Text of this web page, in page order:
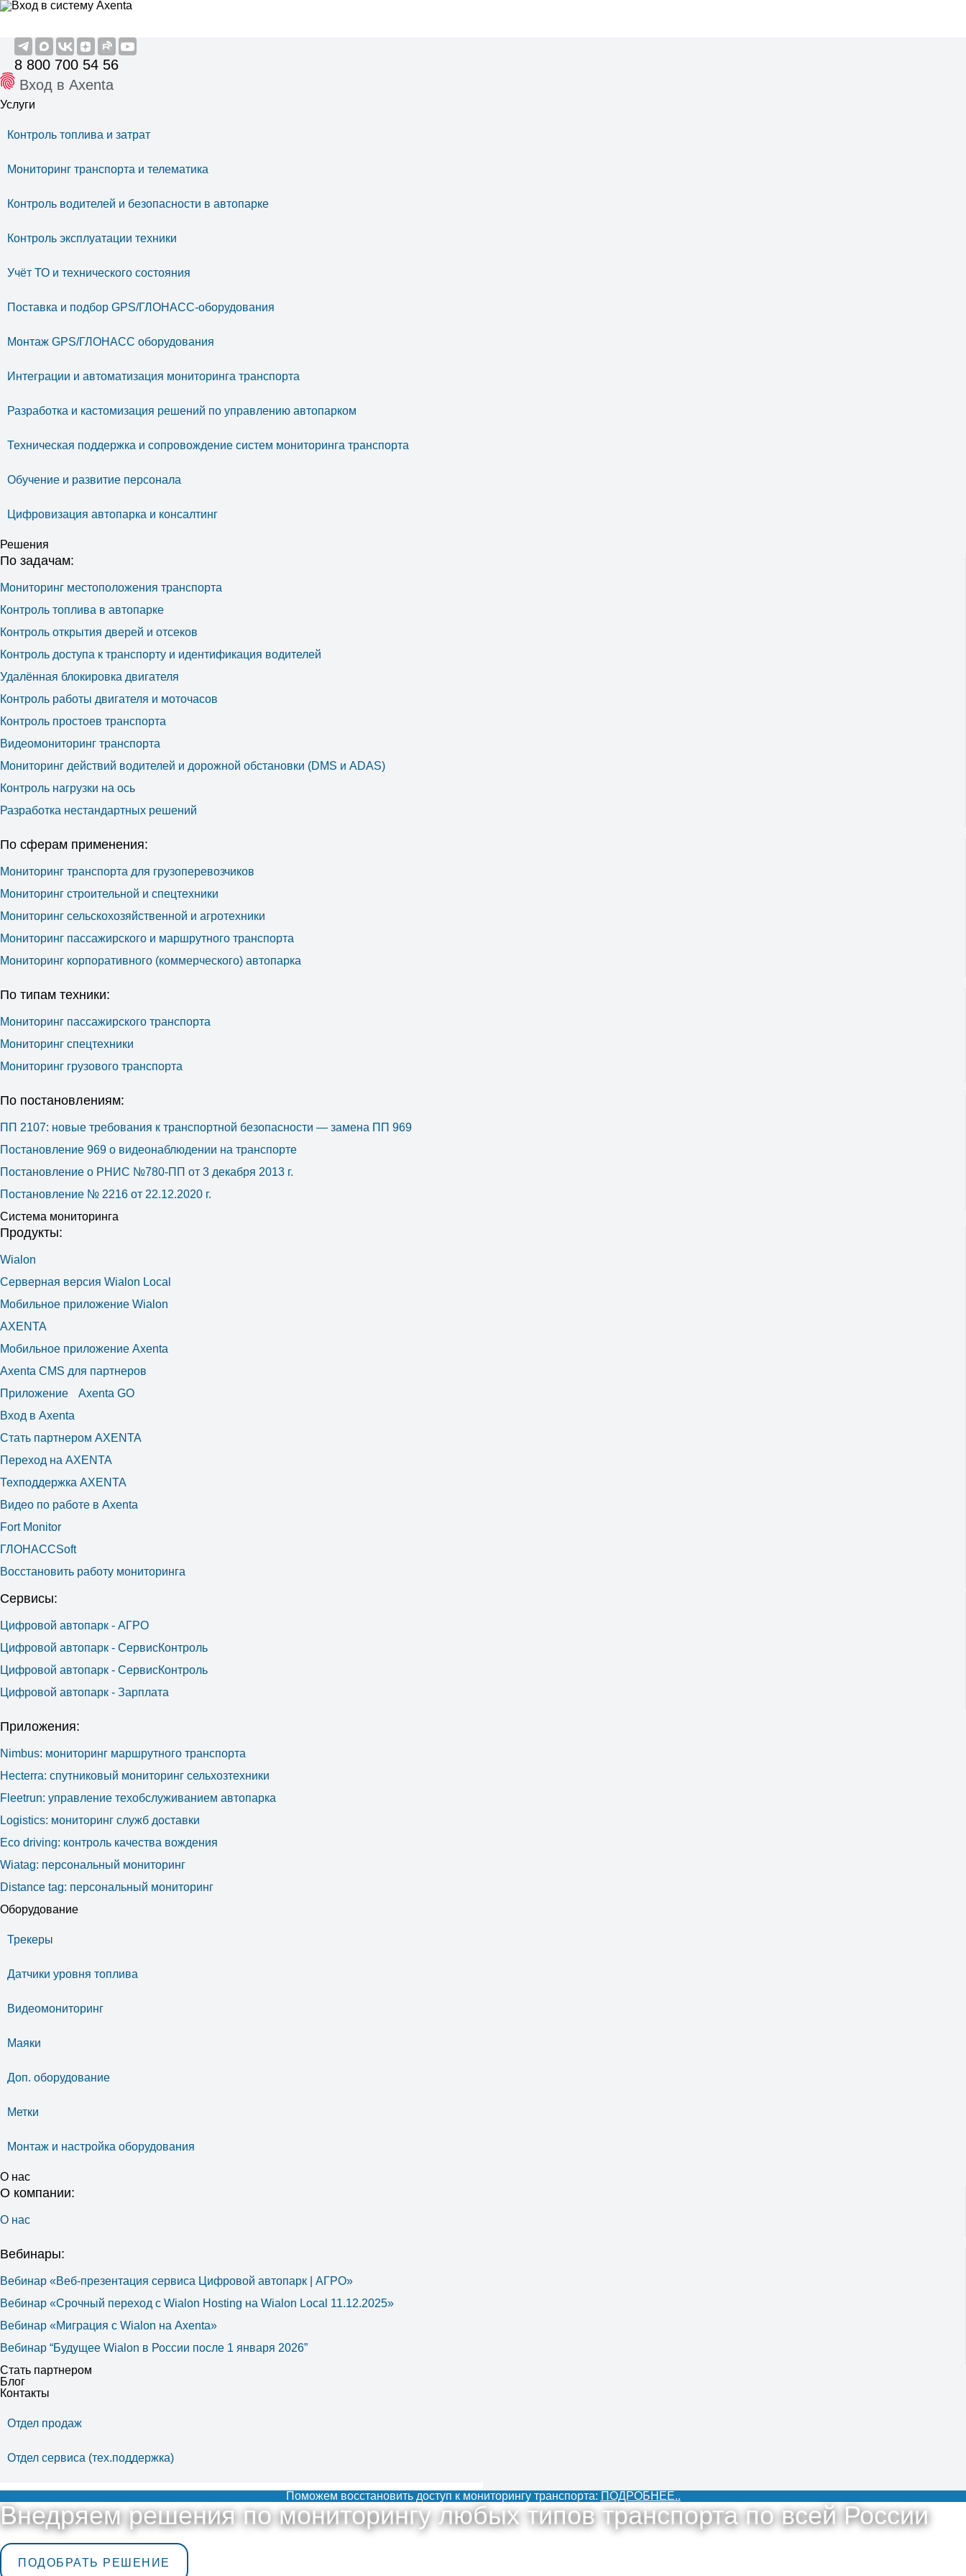
8 800 700 54 56
Вход в Axenta
Услуги
Контроль топлива и затрат
Мониторинг транспорта и телематика
Контроль водителей и безопасности в автопарке
Контроль эксплуатации техники
Учёт ТО и технического состояния
Поставка и подбор GPS/ГЛОНАСС-оборудования
Монтаж GPS/ГЛОНАСС оборудования
Интеграции и автоматизация мониторинга транспорта
Разработка и кастомизация решений по управлению автопарком
Техническая поддержка и сопровождение систем мониторинга транспорта
Обучение и развитие персонала
Цифровизация автопарка и консалтинг
Решения
По задачам:
Мониторинг местоположения транспорта
Контроль топлива в автопарке
Контроль открытия дверей и отсеков
Контроль доступа к транспорту и идентификация водителей
Удалённая блокировка двигателя
Контроль работы двигателя и моточасов
Контроль простоев транспорта
Видеомониторинг транспорта
Мониторинг действий водителей и дорожной обстановки (DMS и ADAS)
Контроль нагрузки на ось
Разработка нестандартных решений
По сферам применения:
Мониторинг транспорта для грузоперевозчиков
Мониторинг строительной и спецтехники
Мониторинг сельскохозяйственной и агротехники
Мониторинг пассажирского и маршрутного транспорта
Мониторинг корпоративного (коммерческого) автопарка
По типам техники:
Мониторинг пассажирского транспорта
Мониторинг спецтехники
Мониторинг грузового транспорта
По постановлениям:
ПП 2107: новые требования к транспортной безопасности — замена ПП 969
Постановление 969 о видеонаблюдении на транспорте
Постановление о РНИС №780-ПП от 3 декабря 2013 г.
Постановление № 2216 от 22.12.2020 г.
Система мониторинга
Продукты:
Wialon
Серверная версия Wialon Local
Мобильное приложение Wialon
AXENTA
Мобильное приложение Axenta
Axenta CMS для партнеров
Приложение Axenta GO
Вход в Axenta
Стать партнером AXENTA
Переход на AXENTA
Техподдержка AXENTA
Видео по работе в Axenta
Fort Monitor
ГЛОНАССSoft
Восстановить работу мониторинга
Сервисы:
Цифровой автопарк - АГРО
Цифровой автопарк - СервисКонтроль
Цифровой автопарк - СервисКонтроль
Цифровой автопарк - Зарплата
Приложения:
Nimbus: мониторинг маршрутного транспорта
Hecterra: cпутниковый мониторинг сельхозтехники
Fleetrun: управление техобслуживанием автопарка
Logistics: мониторинг служб доставки
Eco driving: контроль качества вождения
Wiatag: персональный мониторинг
Distance tag: персональный мониторинг
Оборудование
Трекеры
Датчики уровня топлива
Видеомониторинг
Маяки
Доп. оборудование
Метки
Монтаж и настройка оборудования
О нас
О компании:
О нас
Вебинары:
Вебинар «Веб-презентация сервиса Цифровой автопарк | АГРО»
Вебинар «Срочный переход с Wialon Hosting на Wialon Local 11.12.2025»
Вебинар «Миграция с Wialon на Axenta»
Вебинар “Будущее Wialon в России после 1 января 2026”
Стать партнером
Блог
Контакты
Отдел продаж
Отдел сервиса (тех.поддержка)
Поможем восстановить доступ к мониторингу транспорта: ПОДРОБНЕЕ..
Внедряем решения по мониторингу любых типов транспорта по всей России
ПОДОБРАТЬ РЕШЕНИЕ